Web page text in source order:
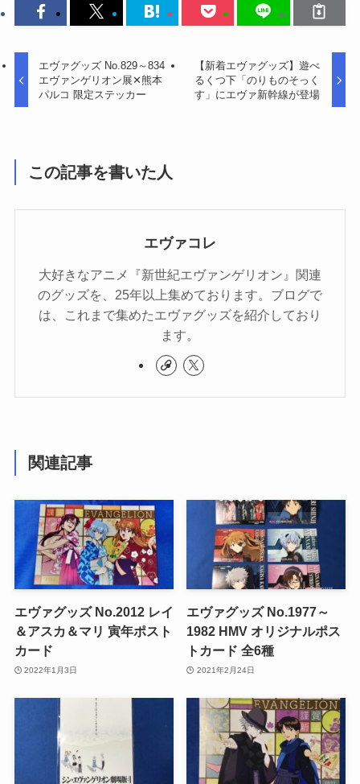
エヴァグッズ No.829～834
エヴァンゲリオン展✕熊本
パルコ 限定ステッカー
【新着エヴァグッズ】遊べ
るくつ下「のりものそっく
す」にエヴァ新幹線が登場
この記事を書いた人
エヴァコレ
大好きなアニメ『新世紀エヴァンゲリオン』関連
のグッズを、25年以上集めております。ブログで
は、これまで集めたエヴァグッズを紹介しており
ます。
関連記事
エヴァグッズ No.2012 レイ
＆アスカ＆マリ 寅年ポスト
カード
2022年1月3日
エヴァグッズ No.1977～
1982 HMV オリジナルポス
トカード 全6種
2021年2月24日